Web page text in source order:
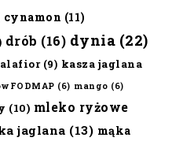
cynamon (11)
drób (16) dynia (22)
(9) kasza jaglana
(6) mango (6)
(10) mleko ryżowe
jaglana (13) mąka